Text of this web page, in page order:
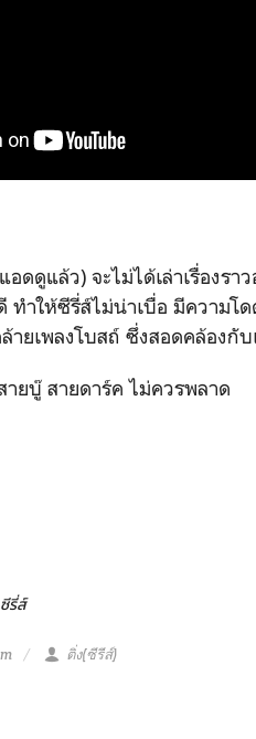
ดดูแล้ว) จะไม่ได้เล่าเรื่องร
ทำให้ซีรี่ส์ไม่น่าเบื่อ มีความโ
ยเพลงโบสถ์ ซึ่งสอดคล้องกับ
ายบู๊ สายดาร์ค ไม่ควรพลาด
รี่ส์
ติ่ง(ซีรีส์)